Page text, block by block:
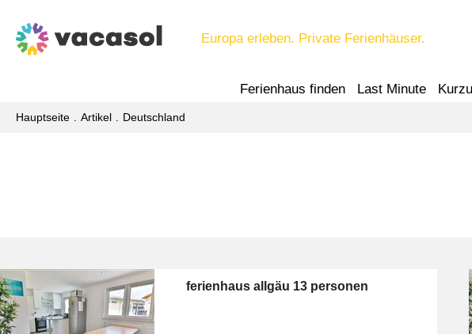
Europa erleben. Private Ferienhäuser.
Ferienhaus finden Last Minute
Hauptseite Artikel Deutschland
ferienhaus allgäu 13 personen